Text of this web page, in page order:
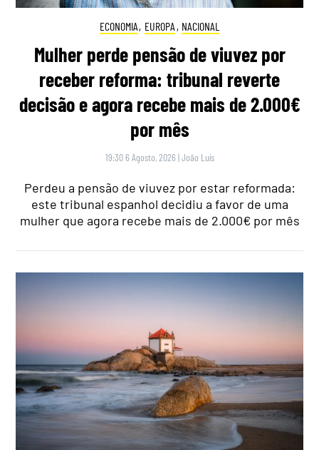
ECONOMIA, EUROPA , NACIONAL
Mulher perde pensão de viuvez por
receber reforma: tribunal reverte
decisão e agora recebe mais de 2.000€
por mês
19:30 6 Agosto, 2026 |João Luís
Perdeu a pensão de viuvez por estar reformada:
este tribunal espanhol decidiu a favor de uma
mulher que agora recebe mais de 2.000€ por mês